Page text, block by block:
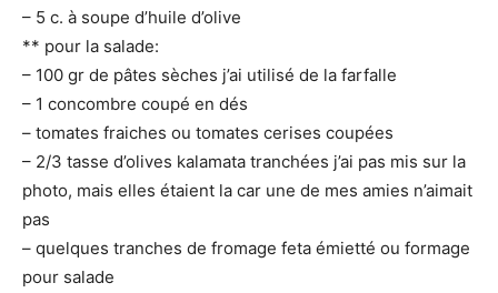
– 5 c. à soupe d’huile d’olive
** pour la salade:
– 100 gr de pâtes sèches j’ai utilisé de la farfalle
– 1 concombre coupé en dés
– tomates fraiches ou tomates cerises coupées
– 2/3 tasse d’olives kalamata tranchées j’ai pas mis sur la
photo, mais elles étaient la car une de mes amies n’aimait
pas
– quelques tranches de fromage feta émietté ou formage
pour salade